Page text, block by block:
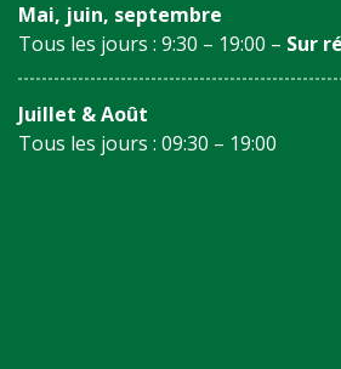
Mai, juin, septembre
Tous les jours : 9:30 – 19:00 – Sur
Juillet & Août
Tous les jours : 09:30 – 19:00